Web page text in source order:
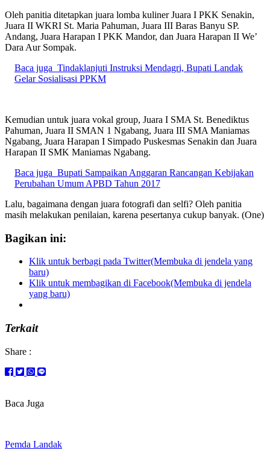
Oleh panitia ditetapkan juara lomba kuliner Juara I PKK Senakin,
Juara II WKRI St. Maria Pahuman, Juara III Baras Banyu SP.
Andang, Juara Harapan I PKK Mandor, dan Juara Harapan II We’
Dara Aur Sompak.
Baca juga Tindaklanjuti Instruksi Mendagri, Bupati Landak
Gelar Sosialisasi PPKM
Kemudian untuk juara vokal group, Juara I SMA St. Benediktus
Pahuman, Juara II SMAN 1 Ngabang, Juara III SMA Maniamas
Ngabang, Juara Harapan I Simpado Puskesmas Senakin dan Juara
Harapan II SMK Maniamas Ngabang.
Baca juga Bupati Sampaikan Anggaran Rancangan Kebijakan
Perubahan Umum APBD Tahun 2017
Lalu, bagaimana dengan juara fotografi dan selfi? Oleh panitia
masih melakukan penilaian, karena pesertanya cukup banyak. (One)
Bagikan ini:
Klik untuk berbagi pada Twitter(Membuka di jendela yang
baru)
Klik untuk membagikan di Facebook(Membuka di jendela
yang baru)
Terkait
Share :
Baca Juga
Pemda Landak